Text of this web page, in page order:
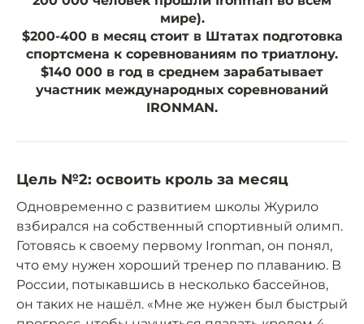
мире).
$200-400 в месяцстоит в Штатах подготовка
спортсмена к соревнованиям по триатлону.
$140 000 в год в среднем зарабатывает
участник международных соревнований
IRONMAN.
Цель №2: освоить кроль за месяц
Одновременно с развитием школы Журило
взбирался на собственный спортивный олимп.
Готовясь к своему первому Ironman, он понял,
что ему нужен хороший тренер по плаванию. В
России, потыкавшись в несколько бассейнов,
он таких не нашёл. «Мне же нужен был быстрый